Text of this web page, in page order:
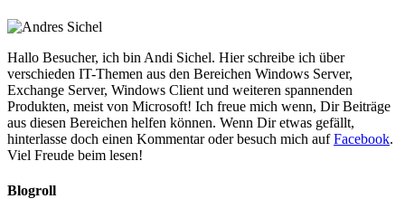
Hallo Besucher, ich bin Andi Sichel. Hier schreibe ich über
verschieden IT-Themen aus den Bereichen Windows Server,
Exchange Server, Windows Client und weiteren spannenden
Produkten, meist von Microsoft! Ich freue mich wenn, Dir Beiträge
aus diesen Bereichen helfen können. Wenn Dir etwas gefällt,
hinterlasse doch einen Kommentar oder besuch mich aufFacebook.
Viel Freude beim lesen!
Blogroll